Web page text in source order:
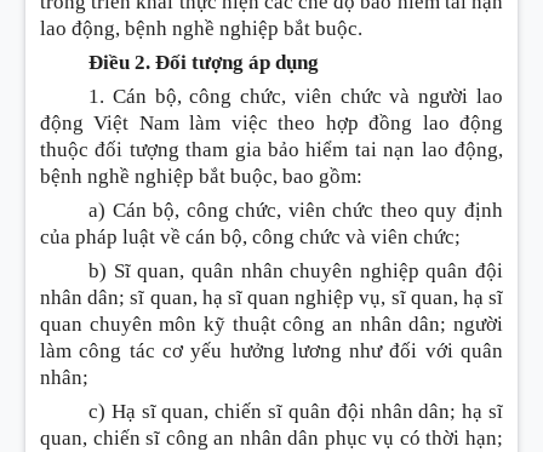
lao động, bệnh nghề nghiệp bắt buộc.
Điều 2. Đối tượng áp dụng
1. Cán bộ, công chức, viên chức và người lao
động Việt Nam làm việc theo hợp đồng lao động
thuộc đối tượng tham gia bảo hiểm tai nạn lao động,
bệnh nghề nghiệp bắt buộc, bao gồm:
a) Cán bộ, công chức, viên chức theo quy định
của pháp luật về cán bộ, công chức và viên chức;
b) Sĩ quan, quân nhân chuyên nghiệp quân đội
nhân dân; sĩ quan, hạ sĩ quan nghiệp vụ, sĩ quan, hạ sĩ
quan chuyên môn kỹ thuật công an nhân dân; người
làm công tác cơ yếu hưởng lương như đối với quân
nhân;
c) Hạ sĩ quan, chiến sĩ quân đội nhân dân; hạ sĩ
quan, chiến sĩ công an nhân dân phục vụ có thời hạn;